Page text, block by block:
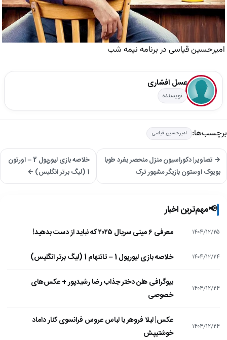
امیرحسین قیاسی در برنامه نیمه شب
عسل افشاری
نویسنده
برچسب‌ها: امیرحسین قیاسی
→ تصاویر| دکوراسیون منزل منحصر بفرد طوبا
بویوک اوستون بازیگر مشهور ترک
خلاصه بازی لیورپول 2 – اورتون
1 (لیگ برتر انگلیس) ←
📢مهم‌ترین اخبار
۱۴۰۴/۱۲/۲۵ معرفی ۶ مینی سریال ۲۰۲۵ که نباید از دست بدهید!
۱۴۰۴/۱۲/۲۴ خلاصه بازی لیورپول 1 – تاتنهام 1 (لیگ برتر انگلیس)
۱۴۰۴/۱۲/۲۴
بیوگرافی هلن دختر جذاب رضا رشیدپور + عکس‌های
خصوصی
۱۴۰۴/۱۲/۲۴
عکس| لیلا فروهر با لباس عروس فرانسوی کنار داماد
خوشتیپش